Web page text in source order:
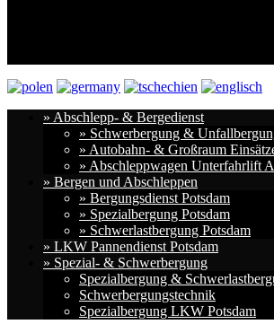
» Abschlepp- & Bergedienst
» Schwerbergung &
» Autobahn- & Großraum
» Abschleppwagen Unterfahrlift
» Bergen und Abschleppen
» Bergungsdienst Potsdam
» Spezialbergung Potsdam
» Schwerlastbergung Potsdam
» LKW Pannendienst Potsdam
» Spezial- & Schwerbergung
Spezialbergung &
Schwerbergungstechnik
Spezialbergung LKW Potsdam